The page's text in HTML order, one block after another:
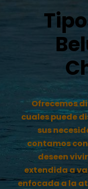
Ofrecemos
cuales puede
sus
contamos
deseen
extendida a
enfocada a la